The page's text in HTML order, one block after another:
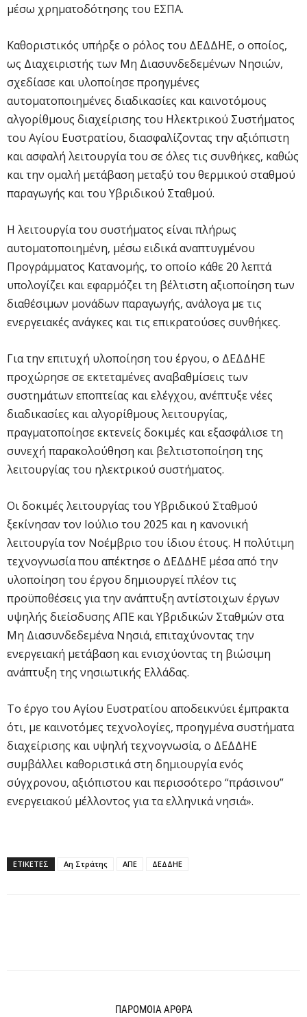
μέσω χρηματοδότησης του ΕΣΠΑ.
Καθοριστικός υπήρξε ο ρόλος του ΔΕΔΔΗΕ, ο οποίος,
ως Διαχειριστής των Μη Διασυνδεδεμένων Νησιών,
σχεδίασε και υλοποίησε προηγμένες
αυτοματοποιημένες διαδικασίες και καινοτόμους
αλγορίθμους διαχείρισης του Ηλεκτρικού Συστήματος
του Αγίου Ευστρατίου, διασφαλίζοντας την αξιόπιστη
και ασφαλή λειτουργία του σε όλες τις συνθήκες, καθώς
και την ομαλή μετάβαση μεταξύ του θερμικού σταθμού
παραγωγής και του Υβριδικού Σταθμού.
Η λειτουργία του συστήματος είναι πλήρως
αυτοματοποιημένη, μέσω ειδικά αναπτυγμένου
Προγράμματος Κατανομής, το οποίο κάθε 20 λεπτά
υπολογίζει και εφαρμόζει τη βέλτιστη αξιοποίηση των
διαθέσιμων μονάδων παραγωγής, ανάλογα με τις
ενεργειακές ανάγκες και τις επικρατούσες συνθήκες.
Για την επιτυχή υλοποίηση του έργου, ο ΔΕΔΔΗΕ
προχώρησε σε εκτεταμένες αναβαθμίσεις των
συστημάτων εποπτείας και ελέγχου, ανέπτυξε νέες
διαδικασίες και αλγορίθμους λειτουργίας,
πραγματοποίησε εκτενείς δοκιμές και εξασφάλισε τη
συνεχή παρακολούθηση και βελτιστοποίηση της
λειτουργίας του ηλεκτρικού συστήματος.
Οι δοκιμές λειτουργίας του Υβριδικού Σταθμού
ξεκίνησαν τον Ιούλιο του 2025 και η κανονική
λειτουργία τον Νοέμβριο του ίδιου έτους. Η πολύτιμη
τεχνογνωσία που απέκτησε ο ΔΕΔΔΗΕ μέσα από την
υλοποίηση του έργου δημιουργεί πλέον τις
προϋποθέσεις για την ανάπτυξη αντίστοιχων έργων
υψηλής διείσδυσης ΑΠΕ και Υβριδικών Σταθμών στα
Μη Διασυνδεδεμένα Νησιά, επιταχύνοντας την
ενεργειακή μετάβαση και ενισχύοντας τη βιώσιμη
ανάπτυξη της νησιωτικής Ελλάδας.
Το έργο του Αγίου Ευστρατίου αποδεικνύει έμπρακτα
ότι, με καινοτόμες τεχνολογίες, προηγμένα συστήματα
διαχείρισης και υψηλή τεχνογνωσία, ο ΔΕΔΔΗΕ
συμβάλλει καθοριστικά στη δημιουργία ενός
σύγχρονου, αξιόπιστου και περισσότερο “πράσινου”
ενεργειακού μέλλοντος για τα ελληνικά νησιά».
ΕΤΙΚΕΤΕΣ Αη Στράτης ΑΠΕ ΔΕΔΔΗΕ
ΠΑΡΟΜΟΙΑ ΑΡΘΡΑ